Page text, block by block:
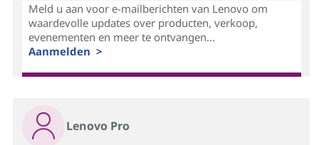
Meld u aan voor e-mailberichten van Lenovo om
waardevolle updates over producten, verkoop,
evenementen en meer te ontvangen...
Aanmelden >
Lenovo Pro